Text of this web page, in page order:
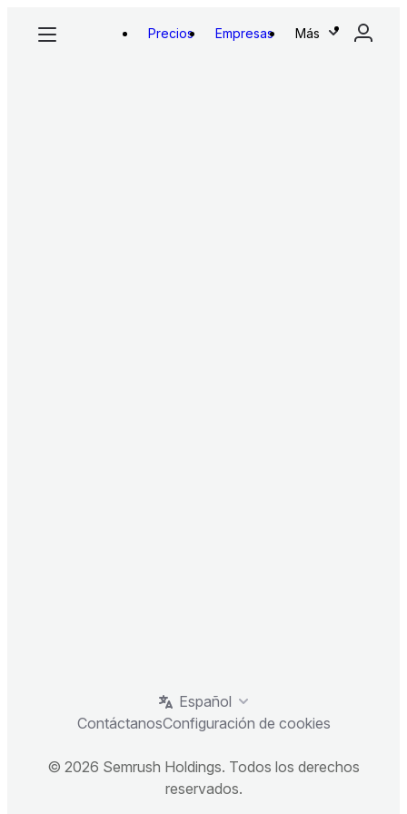
Precios Empresas Más
Español
ContáctanosConfiguración de cookies
© 2026 Semrush Holdings. Todos los derechos
reservados.